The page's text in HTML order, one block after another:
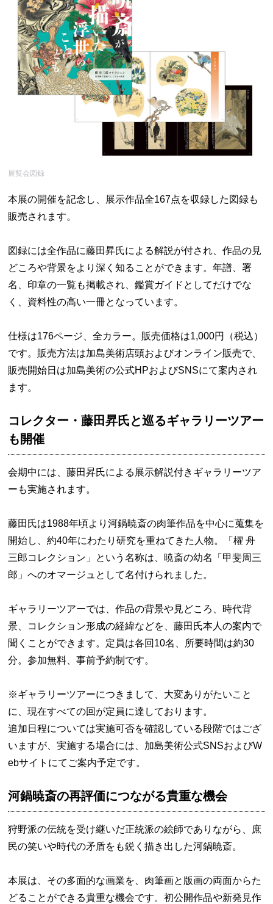
展覧会図録
本展の開催を記念し、展示作品全167点を収録した図録も
販売されます。
図録には全作品に藤田昇氏による解説が付され、作品の見
どころや背景をより深く知ることができます。年譜、署
名、印章の一覧も掲載され、鑑賞ガイドとしてだけでな
く、資料性の高い一冊となっています。
仕様は176ページ、全カラー。販売価格は1,000円（税込）
です。販売方法は加島美術店頭およびオンライン販売で、
販売開始日は加島美術の公式HPおよびSNSにて案内され
ます。
コレクター・藤田昇氏と巡るギャラリーツアー
も開催
会期中には、藤田昇氏による展示解説付きギャラリーツア
ーも実施されます。
藤田氏は1988年頃より河鍋暁斎の肉筆作品を中心に蒐集を
開始し、約40年にわたり研究を重ねてきた人物。「櫂 舟
三郎コレクション」という名称は、暁斎の幼名「甲斐周三
郎」へのオマージュとして名付けられました。
ギャラリーツアーでは、作品の背景や見どころ、時代背
景、コレクション形成の経緯などを、藤田氏本人の案内で
聞くことができます。定員は各回10名、所要時間は約30
分。参加無料、事前予約制です。
※ギャラリーツアーにつきまして、大変ありがたいこと
に、現在すべての回が定員に達しております。
追加日程については実施可否を確認している段階ではござ
いますが、実施する場合には、加島美術公式SNSおよびW
ebサイトにてご案内予定です。
河鍋暁斎の再評価につながる貴重な機会
狩野派の伝統を受け継いだ正統派の絵師でありながら、庶
民の笑いや時代の矛盾をも鋭く描き出した河鍋暁斎。
本展は、その多面的な画業を、肉筆画と版画の両面からた
どることができる貴重な機会です。初公開作品や新発見作